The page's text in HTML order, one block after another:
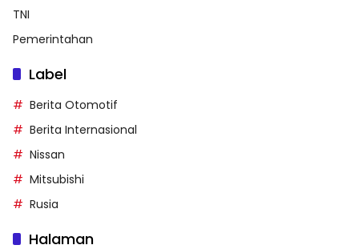
TNI
Pemerintahan
Label
Berita Otomotif
Berita Internasional
Nissan
Mitsubishi
Rusia
Halaman